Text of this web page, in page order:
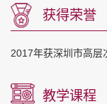
获得荣誉
2017年获深圳市高层
教学课程